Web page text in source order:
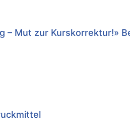
– Mut zur Kurskorrektur!»